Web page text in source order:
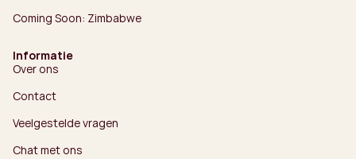
Coming Soon: Zimbabwe
Informatie
Over ons
Contact
Veelgestelde vragen
Chat met ons